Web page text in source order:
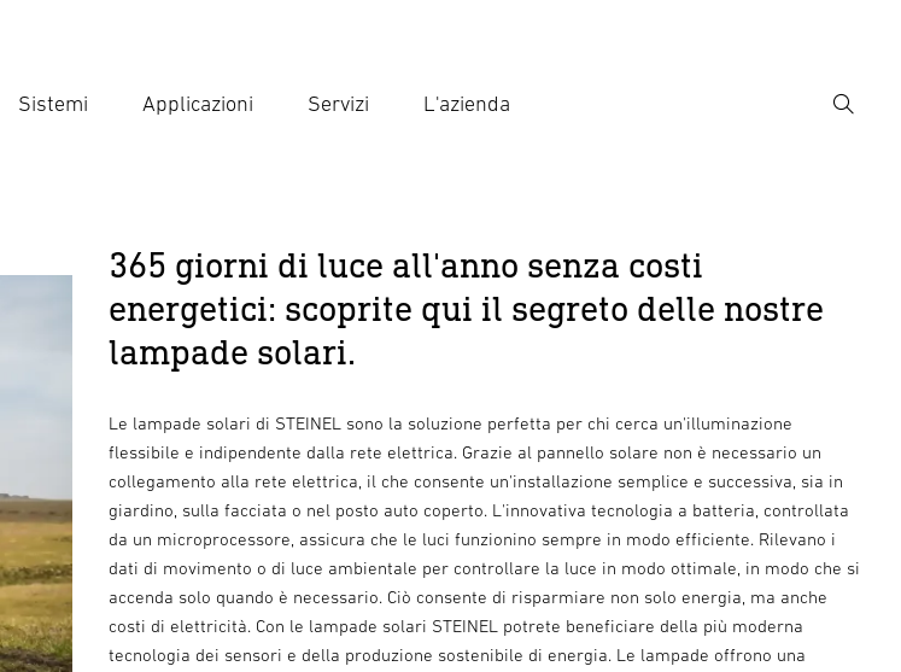
Sistemi Applicazioni Servizi L'azienda
Ricerca
365 giorni di luce all'anno senza costi
energetici: scoprite qui il segreto delle nostre
lampade solari.
Le lampade solari di STEINEL sono la soluzione perfetta per chi cerca un'illuminazione
flessibile e indipendente dalla rete elettrica. Grazie al pannello solare non è necessario un
collegamento alla rete elettrica, il che consente un'installazione semplice e successiva, sia in
giardino, sulla facciata o nel posto auto coperto. L'innovativa tecnologia a batteria, controllata
da un microprocessore, assicura che le luci funzionino sempre in modo efficiente. Rilevano i
dati di movimento o di luce ambientale per controllare la luce in modo ottimale, in modo che si
accenda solo quando è necessario. Ciò consente di risparmiare non solo energia, ma anche
costi di elettricità. Con le lampade solari STEINEL potrete beneficiare della più moderna
tecnologia dei sensori e della produzione sostenibile di energia. Le lampade offrono una